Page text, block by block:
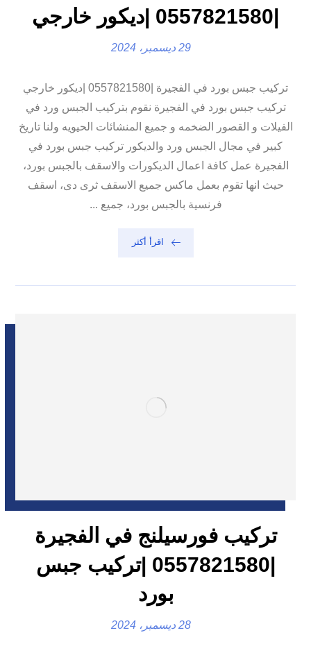
29 ديسمبر، 2024
تركيب جبس بورد في الفجيرة |0557821580 |ديكور خارجي
تركيب جبس بورد في الفجيرة نقوم بتركيب الجبس ورد في
الفيلات و القصور الضخمه و جميع المنشائات الحيويه ولنا تاريخ
كبير في مجال الجبس ورد والديكور تركيب جبس بورد في
الفجيرة عمل كافة اعمال الديكورات والاسقف بالجبس بورد،
حيث انها تقوم بعمل ماكس جميع الاسقف ثرى دى، اسقف
فرنسية بالجبس بورد، جميع ...
اقرأ أكثر
تركيب فورسيلنج في الفجيرة
|0557821580 |تركيب جبس
بورد
28 ديسمبر، 2024